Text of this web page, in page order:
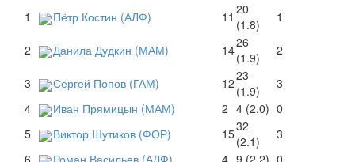
1 Пётр Костин (АЛФ) 11 20
(1.8)
1
2 Данила Дудкин (МАМ) 1426
(1.9)
2
3 Сергей Попов (ГАМ) 1223
(1.9)
3
4
Иван Прямицын (МАМ) 2 4 (2.0) 0
5
Виктор Шутиков (ФОР) 1532
(2.1)
3